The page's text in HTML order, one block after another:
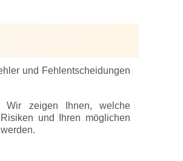
und Fehlentscheidungen
Wir zeigen Ihnen, welche
und Ihren möglichen